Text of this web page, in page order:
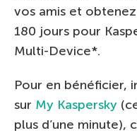
vos amis et
180 jours pour
Multi-Device*.
Pour en bénéficier,
sur My Kaspersky
plus d’une minute),